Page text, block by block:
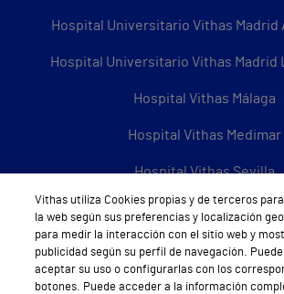
Hospital Universitario Vithas Madrid
Hospital Universitario Vithas Madrid
Hospital Vithas Málaga
Hospital Vithas Medimar
Hospital Vithas Sevilla
Hospital Vithas Tenerife
Hospital Vithas Valencia 9 de
Hospital Vithas Valencia
Vithas utiliza Cookies propias y de terceros
la web según sus preferencias y localización
para medir la interacción con el sitio web y
publicidad según su perfil de navegación.
aceptar su uso o configurarlas con los
botones. Puede acceder a la información